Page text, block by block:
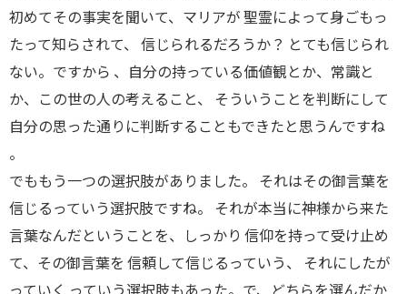
初めてその事実を聞いて、マリアが 聖霊によって身ごもっ
たって知らされて、 信じられるだろうか？ とても信じられ
ない。ですから 、自分の持っている価値観とか、常識と
か、この世の人の考えること、 そういうことを判断にして
自分の思った通りに判断することもできたと思うんですね
。
でももう一つの選択肢がありました。 それはその御言葉を
信じるっていう選択肢ですね。 それが本当に神様から来た
言葉なんだということを、しっかり 信仰を持って受け止め
て、その御言葉を 信頼して信じるっていう、 それにしたが
っていく っていう選択肢もあった。で、どちらを選んだか